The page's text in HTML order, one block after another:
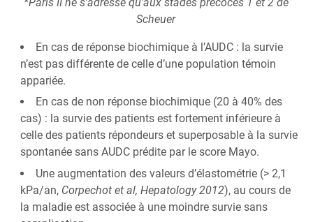
Scheuer
En cas de réponse biochimique à l’AUDC : la survie
n’est pas différente de celle d’une population témoin
appariée.
En cas de non réponse biochimique (20 à 40% des
cas) : la survie des patients est fortement inférieure à
celle des patients répondeurs et superposable à la survie
spontanée sans AUDC prédite par le score Mayo.
Une augmentation des valeurs d’élastométrie (> 2,1
kPa/an, Corpechot et al, Hepatology 2012), au cours de
la maladie est associée à une moindre survie sans